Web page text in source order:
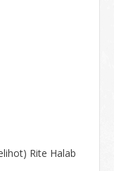
Rite Halab